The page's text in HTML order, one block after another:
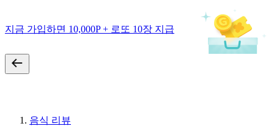
지금 가입하면 10,000P + 로또 10장 지급
음식 리뷰